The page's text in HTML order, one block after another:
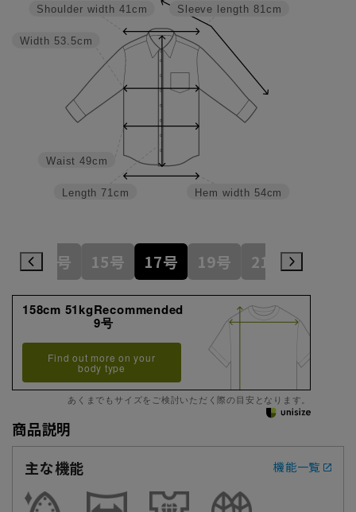
Hem width 54cm
Sleeve length 81cm
Length 71cm
Waist 49cm
Width 53.5cm
Shoulder width 41cm
13号 15号 17号 19号 21号
158cm 51kgRecommended
9号
Find out more on your
body type
あくまでもサイズをご検討いただく際の目安となります。
商品説明
主な機能
機能一覧